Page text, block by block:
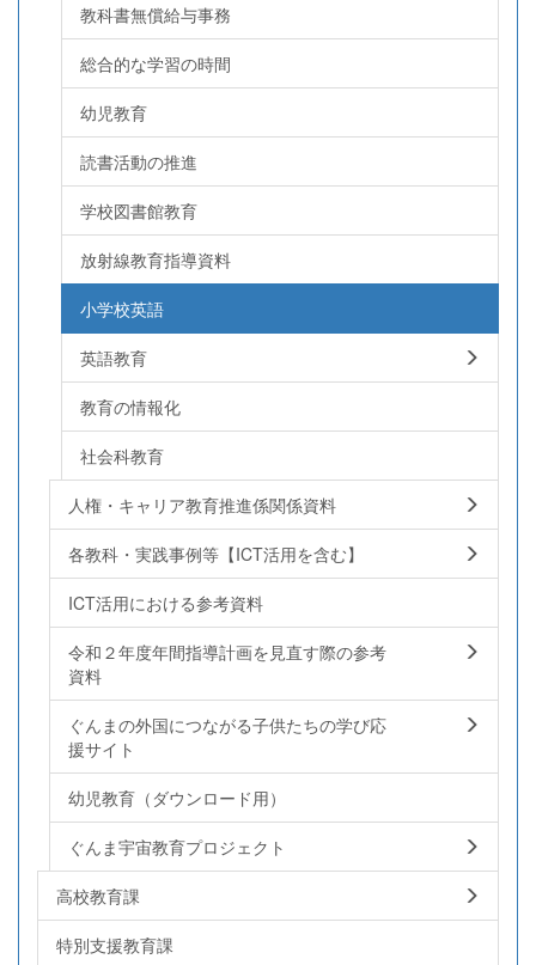
教科書無償給与事務
総合的な学習の時間
幼児教育
読書活動の推進
学校図書館教育
放射線教育指導資料
小学校英語
英語教育
教育の情報化
社会科教育
人権・キャリア教育推進係関係資料
各教科・実践事例等【ICT活用を含む】
ICT活用における参考資料
令和２年度年間指導計画を見直す際の参考
資料
ぐんまの外国につながる子供たちの学び応
援サイト
幼児教育（ダウンロード用）
ぐんま宇宙教育プロジェクト
高校教育課
特別支援教育課